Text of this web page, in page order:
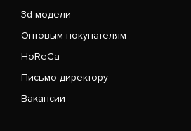
3d-модели
Оптовым покупателям
HoReCa
Письмо директору
Вакансии